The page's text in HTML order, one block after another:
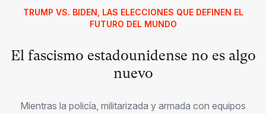
TRUMP VS. BIDEN, LAS ELECCIONES QUE DEFINEN EL
FUTURO DEL MUNDO
El fascismo estadounidense no es algo
nuevo
Mientras la policía, militarizada y armada con equipos